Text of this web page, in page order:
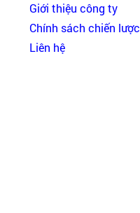
Giới thiệu công ty
Chính sách chiến lược
Liên hệ